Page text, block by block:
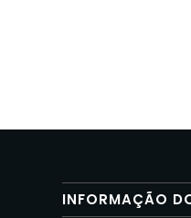
INFORMAÇÃO